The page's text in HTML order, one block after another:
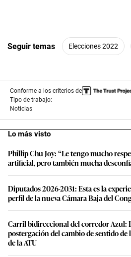
Seguir temas Elecciones 2022
Conforme a los criterios de
Tipo de trabajo:
Noticias
Lo más visto
Phillip Chu Joy: “Le tengo mucho
artificial, pero también mucha
Diputados 2026-2031: Esta es la
perfil de la nueva Cámara Baja del
Carril bidireccional del corredor Azul:
postergación del cambio de sentido de
de la ATU